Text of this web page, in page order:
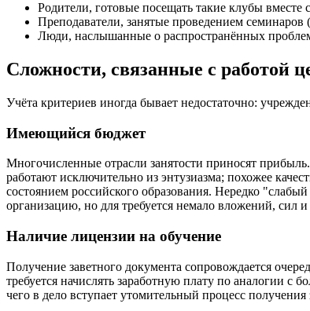
Родители, готовые посещать такие клубы вместе
Преподаватели, занятые проведением
Люди, наслышанные о распространённых
Сложности, связанные с работой
Учёта критериев иногда бывает недостаточно:
Имеющийся бюджет
Многочисленные отрасли занятости приносят
работают исключительно из энтузиазма; похожее
состоянием российского образования. Нередко
организацию, но для требуется немало вложений, сил
Наличие лицензии на обучение
Получение заветного документа сопровождается
требуется начислять заработную плату по аналогии
чего в дело вступает утомительный процесс